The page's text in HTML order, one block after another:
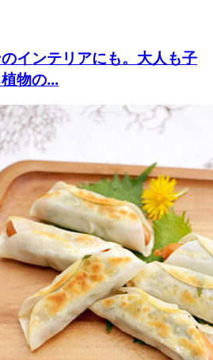
インテリアにも。大人も子
物の...